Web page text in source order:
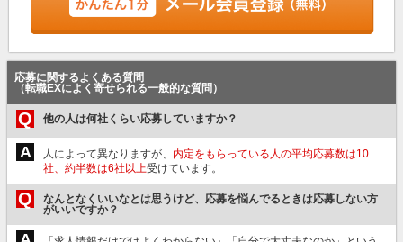
応募に関するよくある質問
（転職EXによく寄せられる一般的な質問）
Q 他の人は何社くらい応募していますか？
A 人によって異なりますが、 内定をもらっている人の平均応募数は10
社、約半数は6社以上受けています。
Q
なんとなくいいなとは思うけど、応募を悩んでるときは応募しない方
がいいですか？